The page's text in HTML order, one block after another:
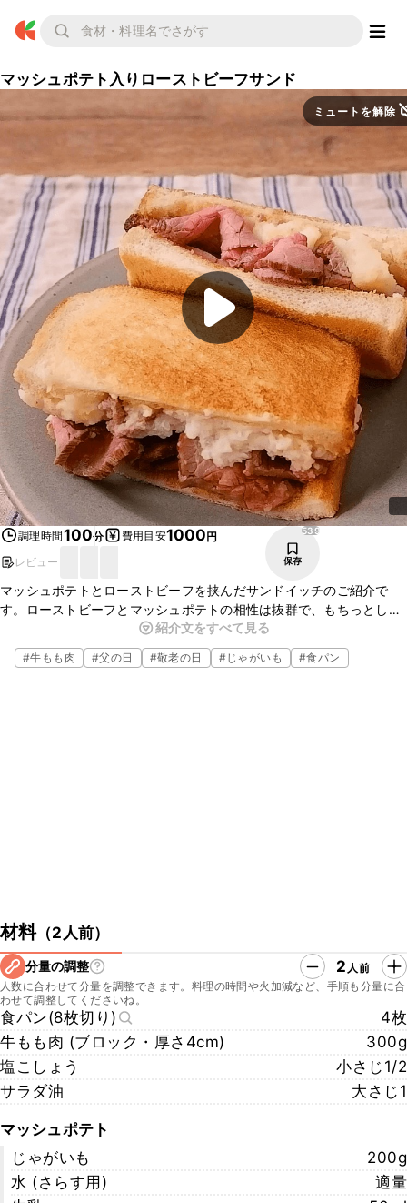
マッシュポテト入りローストビーフサンド
ミュートを解除
調理時間100分 費用目安1000円
レビュー
539
保存
マッシュポテトとローストビーフを挟んだサンドイッチのご紹介で
す。ローストビーフとマッシュポテトの相性は抜群で、もちっとした
食パンに挟むことで、より美味しく召し上がれます。ちょっと贅沢な
ランチにいかがでしょうか。ぜひお試しください。
紹介文をすべて見る
#牛もも肉 #父の日 #敬老の日 #じゃがいも #食パン
材料（2人前）
分量の調整 2 人前
人数に合わせて分量を調整できます。料理の時間や火加減など、手順も分量に合
わせて調整してくださいね。
食パン(8枚切り)
4枚
牛もも肉 (ブロック・厚さ4cm)
300g
塩こしょう
小さじ1/2
サラダ油
大さじ1
マッシュポテト
じゃがいも
200g
水 (さらす用)
適量